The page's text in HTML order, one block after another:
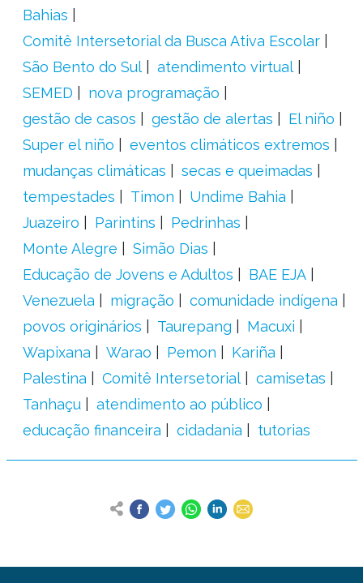
Bahias
Comitê Intersetorial da Busca Ativa Escolar
São Bento do Sul
atendimento virtual
SEMED
nova programação
gestão de casos
gestão de alertas
El niño
Super el niño
eventos climáticos extremos
mudanças climáticas
secas e queimadas
tempestades
Timon
Undime Bahia
Juazeiro
Parintins
Pedrinhas
Monte Alegre
Simão Dias
Educação de Jovens e Adultos
BAE EJA
Venezuela
migração
comunidade indígena
povos originários
Taurepang
Macuxi
Wapixana
Warao Pemon
Kariña
Palestina
Comitê Intersetorial
camisetas
Tanhaçu
atendimento ao público
educação financeira
cidadania tutorias